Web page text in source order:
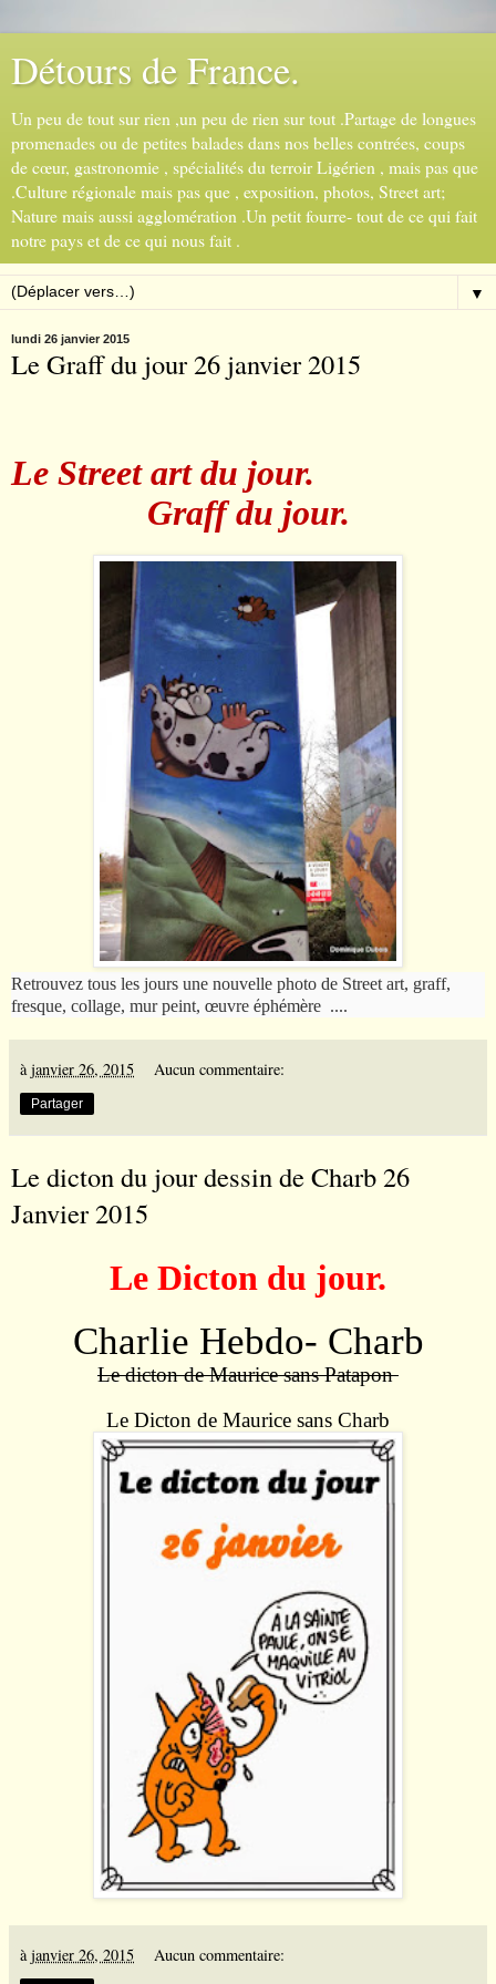
Détours de France.
Un peu de tout sur rien ,un peu de rien sur tout .Partage de longues
promenades ou de petites balades dans nos belles contrées, coups
de cœur, gastronomie , spécialités du terroir Ligérien , mais pas que
.Culture régionale mais pas que , exposition, photos, Street art;
Nature mais aussi agglomération .Un petit fourre- tout de ce qui fait
notre pays et de ce qui nous fait .
▼
lundi 26 janvier 2015
Le Graff du jour 26 janvier 2015
Le Street art du jour.
Graff du jour.
Retrouvez tous les jours une nouvelle photo de Street art, graff,
fresque, collage, mur peint, œuvre éphémère ....
à janvier 26, 2015 Aucun commentaire:
Partager
Le dicton du jour dessin de Charb 26
Janvier 2015
Le Dicton du jour.
Charlie Hebdo- Charb
Le dicton de Maurice sans Patapon
Le Dicton de Maurice sans Charb
à janvier 26, 2015 Aucun commentaire: